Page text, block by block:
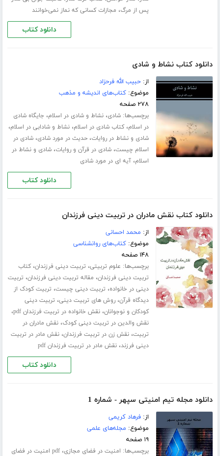
پس از مرگ، مجازات کسانی که نماز نمی‌خوانند
دانلود کتاب
دانلود کتاب نشاط و شادی
از:حبیب الله فرحزاد
موضوع:کتاب‌های اندیشه و مذهب
۲۷۸ صفحه
برچسب‌ها:شادی،نشاط و شادی در اسلام، جایگاه شادی
در اسلام،کتاب شادی در اسلام،نشاط و شادابی در اسلام،
شادی و نشاط در روایات،حدیث در مورد شادی،شادی در
اسلام چیست،شادی در قرآن و روایات،شادی و نشاط در
اسلام،آیه ای در مورد شادی
دانلود کتاب
دانلود کتاب نقش مادران در تربیت دینی فرزندان
از: محمد احسانی
موضوع:کتاب‌های روانشناسی
۱۴۸ صفحه
برچسب‌ها: علوم تربیتی، تربیت دینی فرزندان،کتاب
تربیت دینی فرزندان، مقاله تربیت دینی فرزندان، تربیت
دینی در خانواده، تربیت دینی چیست، تربیت کودک از
دیدگاه قرآن،روش های تربیت دینی، تربیت دینی
کودکان و نوجوانان،نقش خانواده در تربیت فرزندان pdf ،
نقش والدین در تربیت دینی کودک،نقش مادران در
تربیت،نقش زن در تربیت فرزندان،نقش مادر در تربیت
دینی فرزند،نقش مادر در تربیت فرزندان pdf
دانلود کتاب
دانلود مجله تیم امنیتی سپهر - شماره 1
از:فرهاد کریمی
موضوع: مجله‌های علمی
۱۹ صفحه
برچسب‌ها: امنیت در فضای مجازی،
pdf امنیت در فضای